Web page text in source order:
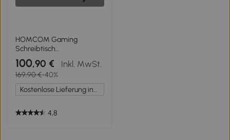
HOMCOM Gaming
Schreibtisch
Eckschreibtisch Gamer 125
x 125 cm in L-Form mit
Kohlefaserplatte,
Bildschirmhalter,
Getränkehalter und
100,90 € Inkl. MwSt.
169,90 €-40%
Kostenlose Lieferung innerhalb Deutschlands
4,8